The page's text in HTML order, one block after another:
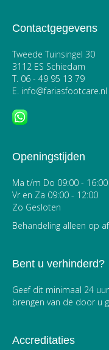
Contactgegevens
Tweede Tuinsingel 30
3112 ES Schiedam
T. 06 - 49 95 13 79
E. info@fariasfootcare.nl
Openingstijden
Ma t/m Do 09:00 - 16:00
Vr en Za 09:00 - 12:00
Zo Gesloten
Behandeling alleen op
Bent u verhinderd?
Geef dit minimaal 24
brengen van de door u
Accreditaties